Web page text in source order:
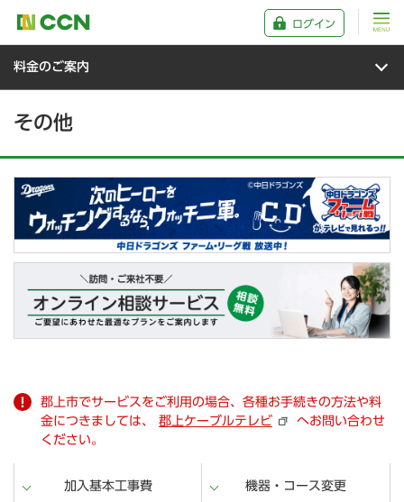
ログイン
料金のご案内
その他
郡上市でサービスをご利用の場合、各種お手続きの方法や料
金につきましては、 郡上ケーブルテレビ
へお問い合わせ
ください。
加入基本工事費 機器・コース変更